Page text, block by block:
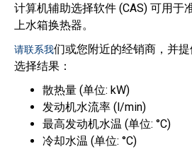
计算机辅助选择软件 (CAS) 可用于
上水箱换热器。
请联系我们或您附近的经销商，并
选择结果：
散热量 (单位: kW)
发动机水流率 (l/min)
最高发动机水温 (单位: °C)
冷却水温 (单位: °C)